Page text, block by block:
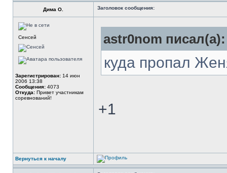
Дима О. Заголовок сообщения:
Сенсей
Зарегистрирован: 14 июн
2006 13:38
Сообщения: 4073
Откуда: Привет участникам
соревнований!
astr0nom писал(а):
куда пропал
+1
Вернуться к началу